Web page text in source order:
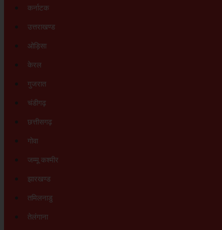
कर्नाटक
उत्तराखण्ड
ओड़िसा
केरल
गुजरात
चंडीगढ़
छत्तीसगढ़
गोवा
जम्मू कश्मीर
झारखण्ड
तमिलनाडु
तेलंगाना